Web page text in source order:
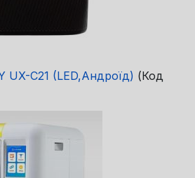
UX-C21 (LED,Андроїд) (Код